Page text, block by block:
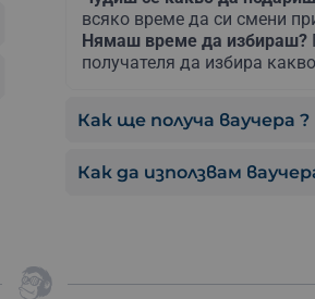
всяко време да си смени
Нямаш време да избираш?
получателя да избира
Как ще получа ваучера ?
Как да използвам